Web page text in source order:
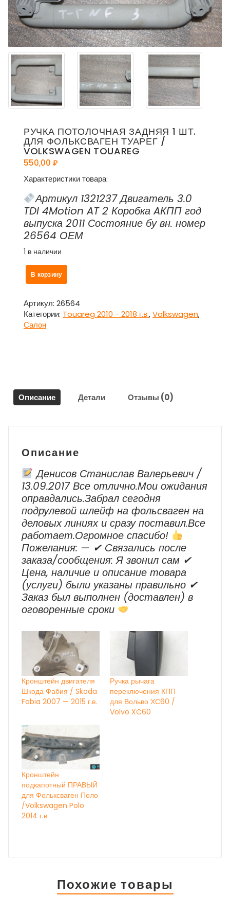
РУЧКА ПОТОЛОЧНАЯ ЗАДНЯЯ 1 ШТ.
ДЛЯ ФОЛЬКСВАГЕН ТУАРЕГ /
VOLKSWAGEN TOUAREG
550,00 ₽
Характеристики товара:
Артикул 1321237 Двигатель 3.0
TDI 4Motion AT 2 Коробка AКПП год
выпуска 2011 Состояние бу вн. номер
26564 ОЕМ
1 в наличии
Количество
товара
потолочная
задняя
1
Volkswagen
Touareg
В корзину
Артикул: 26564
Категории: Touareg 2010 - 2018 г.в.,Volkswagen,
Салон
Описание Детали Отзывы (0)
Описание
Денисов Станислав Валерьевич /
13.09.2017 Все отлично.Мои ожидания
оправдались.Забрал сегодня
подрулевой шлейф на фольсваген на
деловых линиях и сразу поставил.Все
работает.Огромное спасибо!
Пожелания: — ✔ Cвязались после
заказа/сообщения: Я звонил сам ✔
Цена, наличие и описание товара
(услуги) были указаны правильно ✔
Заказ был выполнен (доставлен) в
оговоренные сроки
Кронштейн двигателя
Шкода Фабия / Skoda
Fabia 2007 — 2015 г.в.
Ручка рычага
переключения КПП
для Вольво ХС60 /
Volvo XC60
Кронштейн
подкапотный ПРАВЫЙ
для Фольксваген Поло
/Volkswagen Polo
2014 г.в.
Похожие товары